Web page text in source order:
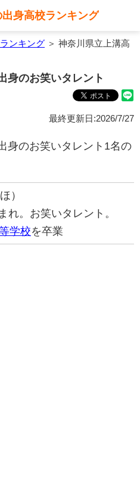
身高校ランキング
ンキング ＞ 神奈川県立上溝高
身のお笑いタレント
最終更新日:2026/7/27
身のお笑いタレント1名の
）
れ。お笑いタレント。
学校を卒業